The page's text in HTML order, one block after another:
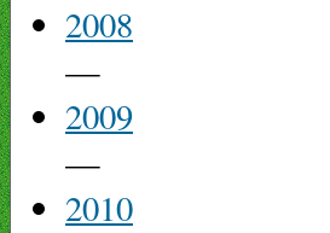
2008
—
2009
—
2010